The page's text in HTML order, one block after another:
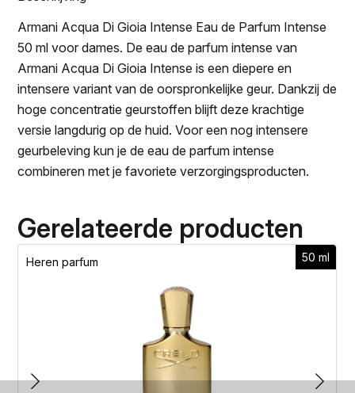
Armani Acqua Di Gioia Intense Eau de Parfum Intense
50 ml voor dames. De eau de parfum intense van
Armani Acqua Di Gioia Intense is een diepere en
intensere variant van de oorspronkelijke geur. Dankzij de
hoge concentratie geurstoffen blijft deze krachtige
versie langdurig op de huid. Voor een nog intensere
geurbeleving kun je de eau de parfum intense
combineren met je favoriete verzorgingsproducten.
Gerelateerde producten
50 ml
Heren parfum